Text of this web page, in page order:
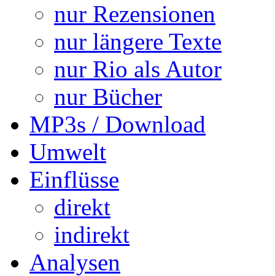
nur Rezensionen
nur längere Texte
nur Rio als Autor
nur Bücher
MP3s / Download
Umwelt
Einflüsse
direkt
indirekt
Analysen